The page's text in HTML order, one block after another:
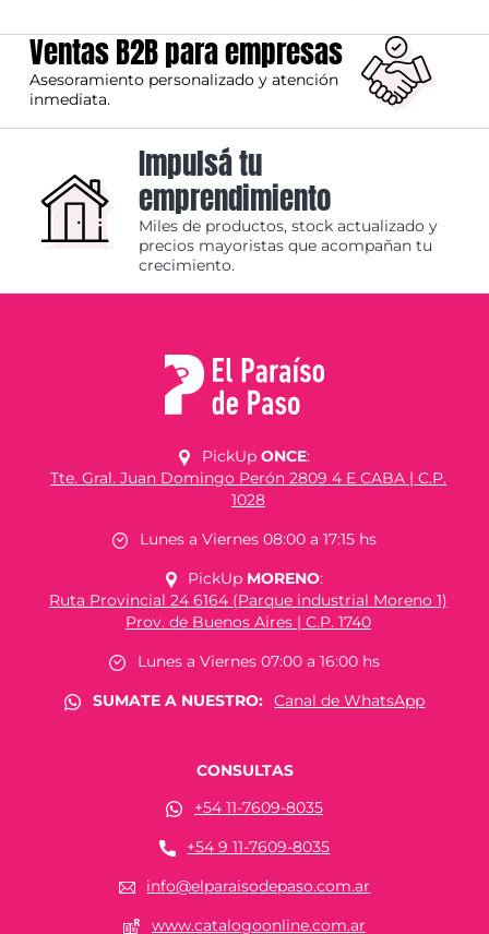
Ventas B2B para empresas
Asesoramiento personalizado y atención
inmediata.
Impulsá tu
emprendimiento
Miles de productos, stock actualizado y
precios mayoristas que acompañan tu
crecimiento.
PickUp ONCE:
Tte. Gral. Juan Domingo Perón 2809 4 E CABA | C.P.
1028
Lunes a Viernes 08:00 a 17:15 hs
PickUp MORENO:
Ruta Provincial 24 6164 (Parque industrial Moreno 1)
Prov. de Buenos Aires | C.P. 1740
Lunes a Viernes 07:00 a 16:00 hs
SUMATE A NUESTRO:
Canal de WhatsApp
CONSULTAS
+54 11-7609-8035
+54 9 11-7609-8035
info@elparaisodepaso.com.ar
www.catalogoonline.com.ar